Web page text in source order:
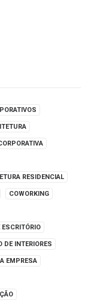
RESIDENCIAL
COWORKING
ESCRITÓRIO
DE INTERIORES
EMPRESA